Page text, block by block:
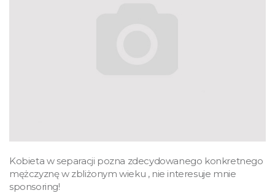
Kobieta w separacji pozna zdecydowanego konkretnego
mężczyznę w zbliżonym wieku , nie interesuje mnie
sponsoring!